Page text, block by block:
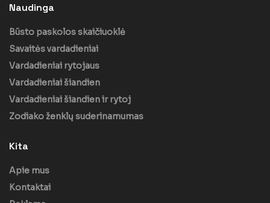
Naudinga
Būsto paskolos skaičiuoklė
Savaitės vardadieniai
Vardadieniai rytojaus
Vardadieniai šiandien
Vardadieniai šiandien ir rytoj
Zodiako ženklų suderinamumas
Kita
Apie mus
Kontaktai